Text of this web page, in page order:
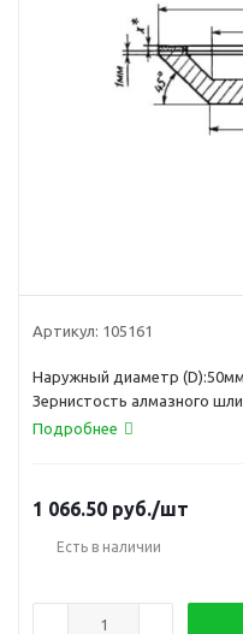
Артикул: 105161
Наружный диаметр (D):50мм
Зернистость алмазного
Подробнее
1 066.50 руб./шт
Есть в наличии